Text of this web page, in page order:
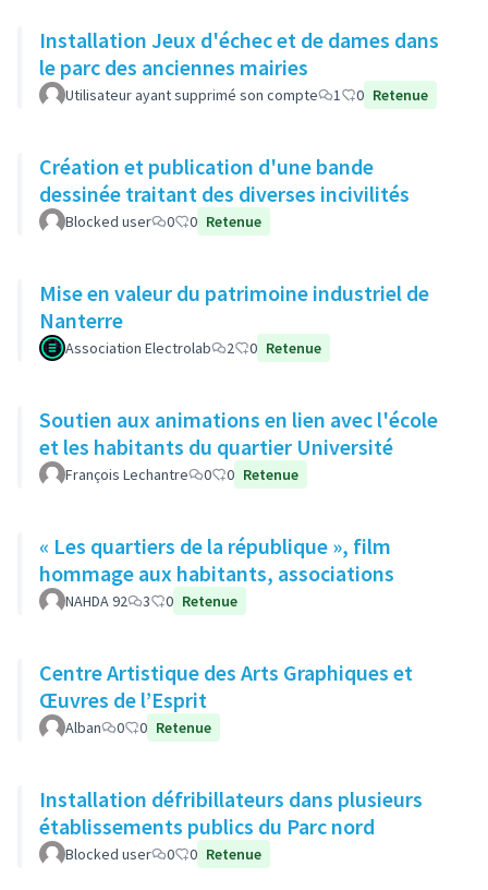
Installation Jeux d'échec et de dames dans
le parc des anciennes mairies
Utilisateur ayant supprimé son compte 1 0 Retenue
Création et publication d'une bande
dessinée traitant des diverses incivilités
Blocked user 0 0 Retenue
Mise en valeur du patrimoine industriel de
Nanterre
Association Electrolab 2 0 Retenue
Soutien aux animations en lien avec l'école
et les habitants du quartier Université
François Lechantre 0 0 Retenue
« Les quartiers de la république », film
hommage aux habitants, associations
NAHDA 92 3 0 Retenue
Centre Artistique des Arts Graphiques et
Œuvres de l’Esprit
Alban 0 0 Retenue
Installation défribillateurs dans plusieurs
établissements publics du Parc nord
Blocked user 0 0 Retenue